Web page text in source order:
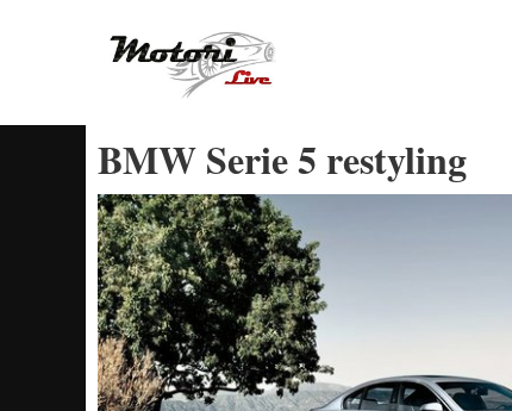
BMW Serie 5 restyling